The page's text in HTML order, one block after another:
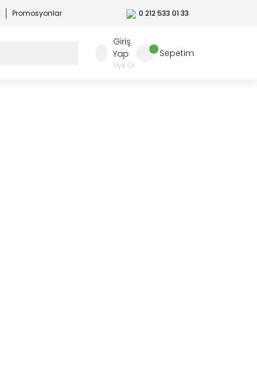
Promosyonlar 0 212 533 01 33
Giriş
Yap
Üye Ol
Sepetim